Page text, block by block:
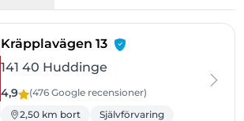
Kräpplavägen 13- Huddinge
141 40 Huddinge
4,9 (476 Google recensioner)
2,50 km bort
Självförvaring